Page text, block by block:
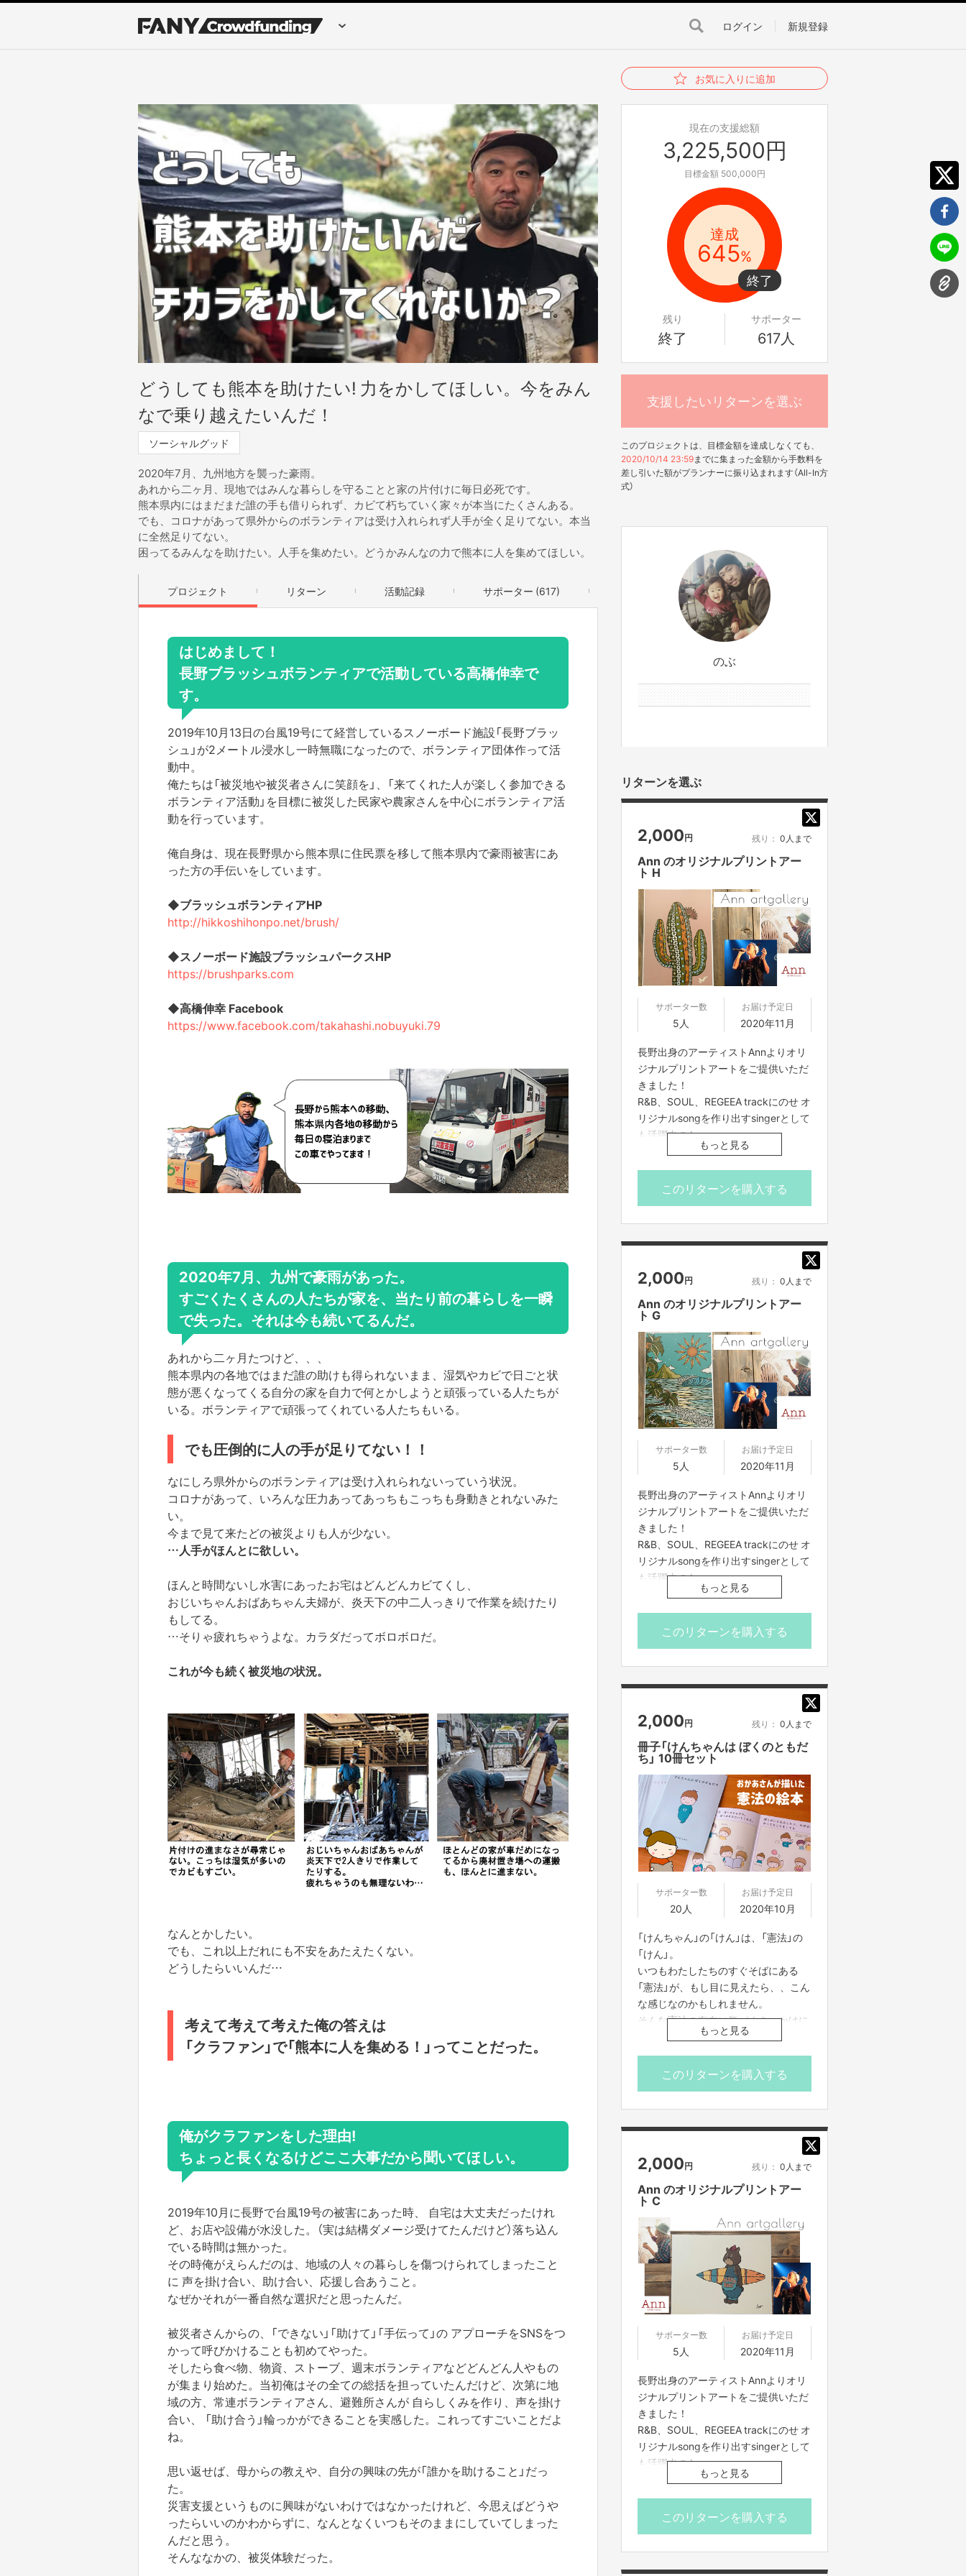
ログイン 新規登録
お気に入りに追加
どうしても熊本を助けたい! 力をかしてほしい。今をみん
なで乗り越えたいんだ！
ソーシャルグッド
2020年7月、九州地方を襲った豪雨。
あれから二ヶ月、現地ではみんな暮らしを守ることと家の片付けに毎日必死です。
熊本県内にはまだまだ誰の手も借りられず、カビて朽ちていく家々が本当にたくさんある。
でも、コロナがあって県外からのボランティアは受け入れられず人手が全く足りてない。本当
に全然足りてない。
困ってるみんなを助けたい。人手を集めたい。どうかみんなの力で熊本に人を集めてほしい。
現在の支援総額
3,225,500円
目標金額 500,000円
達成
645%
残り
終了
サポーター
617人
支援したいリターンを選ぶ
このプロジェクトは、目標金額を達成しなくても、
2020/10/14 23:59までに集まった金額から手数料を
差し引いた額がプランナーに振り込まれます（All-In方
式）
プロジェクト リターン 活動記録 サポーター (617)
はじめまして！
長野ブラッシュボランティアで活動している高橋伸幸で
す。
2019年10月13日の台風19号にて経営しているスノーボード施設「長野ブラッ
シュ」が2メートル浸水し一時無職になったので、ボランティア団体作って活
動中。
俺たちは「被災地や被災者さんに笑顔を」、「来てくれた人が楽しく参加できる
ボランティア活動」を目標に被災した民家や農家さんを中心にボランティア活
動を行っています。
俺自身は、現在長野県から熊本県に住民票を移して熊本県内で豪雨被害にあ
った方の手伝いをしています。
◆ブラッシュボランティアHP
http://hikkoshihonpo.net/brush/
◆スノーボード施設ブラッシュパークスHP
https://brushparks.com
◆高橋伸幸 Facebook
https://www.facebook.com/takahashi.nobuyuki.79
2020年7月、九州で豪雨があった。
すごくたくさんの人たちが家を、当たり前の暮らしを一瞬
で失った。それは今も続いてるんだ。
あれから二ヶ月たつけど、、、
熊本県内の各地ではまだ誰の助けも得られないまま、湿気やカビで日ごと状
態が悪くなってくる自分の家を自力で何とかしようと頑張っている人たちが
いる。ボランティアで頑張ってくれている人たちもいる。
でも圧倒的に人の手が足りてない！！
なにしろ県外からのボランティアは受け入れられないっていう状況。
コロナがあって、いろんな圧力あってあっちもこっちも身動きとれないみた
い。
今まで見て来たどの被災よりも人が少ない。
…人手がほんとに欲しい。
ほんと時間ないし水害にあったお宅はどんどんカビてくし、
おじいちゃんおばあちゃん夫婦が、炎天下の中二人っきりで作業を続けたり
もしてる。
…そりゃ疲れちゃうよな。カラダだってボロボロだ。
これが今も続く被災地の状況。
なんとかしたい。
でも、これ以上だれにも不安をあたえたくない。
どうしたらいいんだ…
考えて考えて考えた俺の答えは
「クラファン」で「熊本に人を集める！」ってことだった。
俺がクラファンをした理由!
ちょっと長くなるけどここ大事だから聞いてほしい。
2019年10月に長野で台風19号の被害にあった時、 自宅は大丈夫だったけれ
ど、お店や設備が水没した。（実は結構ダメージ受けてたんだけど）落ち込ん
でいる時間は無かった。
その時俺がえらんだのは、地域の人々の暮らしを傷つけられてしまったこと
に 声を掛け合い、助け合い、応援し合あうこと。
なぜかそれが一番自然な選択だと思ったんだ。
被災者さんからの、「できない」「助けて」「手伝って」の アプローチをSNSをつ
かって呼びかけることも初めてやった。
そしたら食べ物、物資、ストーブ、週末ボランティアなどどんどん人やもの
が集まり始めた。当初俺はその全ての総括を担っていたんだけど、次第に地
域の方、常連ボランティアさん、避難所さんが 自らしくみを作り、声を掛け
合い、 「助け合う」輪っかができることを実感した。これってすごいことだよ
ね。
思い返せば、母からの教えや、自分の興味の先が「誰かを助けること」だっ
た。
災害支援というものに興味がないわけではなかったけれど、今思えばどうや
ったらいいのかわからずに、なんとなくいつもそのままにしていてしまった
んだと思う。
そんななかの、被災体験だった。
のぶ
リターンを選ぶ
2,000円 残り： 0人まで
Ann のオリジナルプリントアー
ト H
サポーター数
5人
お届け予定日
2020年11月
長野出身のアーティストAnnよりオリ
ジナルプリントアートをご提供いただ
きました！
R&B、SOUL、REGEEA trackにのせ オ
リジナルsongを作り出すsingerとして
も活躍中のAnn。
現在は海にまつわるstoryを絵に表現
した作品なども世に送り出していま
※originalの色に近付け 厚みのある上質
な紙を使用しています☆
※実際の色と異なる場合がございま
す。予めご了承くださいませ。
……………………
☆Ann artgallery☆
Annの多彩なアートワークを見るには
コチラ↓↓
https://annart.stores.jp/
☆Annのホームページ☆
活動も紹介されています！
https://www.ann7studio.com/
もっと見る
このリターンを購入する
2,000円 残り： 0人まで
Ann のオリジナルプリントアー
ト G
サポーター数
5人
お届け予定日
2020年11月
長野出身のアーティストAnnよりオリ
ジナルプリントアートをご提供いただ
きました！
R&B、SOUL、REGEEA trackにのせ オ
リジナルsongを作り出すsingerとして
も活躍中のAnn。
現在は海にまつわるstoryを絵に表現
した作品なども世に送り出していま
※originalの色に近付け 厚みのある上質
な紙を使用しています☆
※実際の色と異なる場合がございま
す。予めご了承くださいませ。
……………………
☆Ann artgallery☆
Annの多彩なアートワークを見るには
コチラ↓↓
https://annart.stores.jp/
☆Annのホームページ☆
活動も紹介されています！
https://www.ann7studio.com/
もっと見る
このリターンを購入する
2,000円 残り： 0人まで
冊子「けんちゃんは ぼくのともだ
ち」 10冊セット
サポーター数
20人
お届け予定日
2020年10月
「けんちゃん」の「けん」は、「憲法」の
「けん」。
いつもわたしたちのすぐそばにある
「憲法」が、もし目に見えたら、、こん
な感じなのかもしれません。
そんな憲法の存在に気づくきっかけに
なったらとの思いで書かれた小冊子で
す。
一人ひとりが「知って」「よーく考えて」
達へとつながっていきますように…。
※A5サイズ12ページの冊子を10冊セッ
トでお届けします。
https://www.kenchan-no-hp.com/
★熊本に住民票を移し、助け合うこと
を形にし続けるノブからの感謝の手紙
と共にお送りいたします。
もっと見る
このリターンを購入する
2,000円 残り： 0人まで
Ann のオリジナルプリントアー
ト C
サポーター数
5人
お届け予定日
2020年11月
長野出身のアーティストAnnよりオリ
ジナルプリントアートをご提供いただ
きました！
R&B、SOUL、REGEEA trackにのせ オ
リジナルsongを作り出すsingerとして
も活躍中のAnn。
現在は海にまつわるstoryを絵に表現
した作品なども世に送り出していま
もっと見る
このリターンを購入する